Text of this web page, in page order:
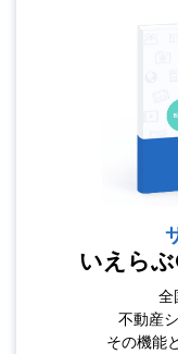
いえら
全
不動産
その機能